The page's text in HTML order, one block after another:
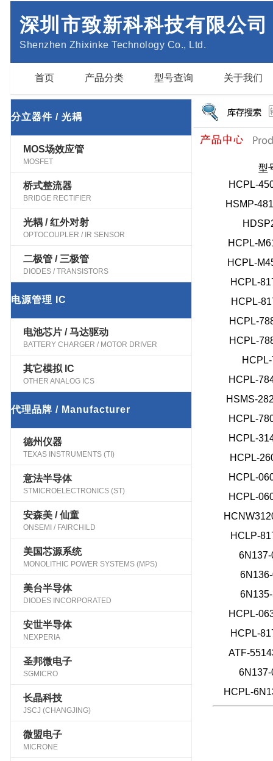
深圳市致新科科技有限公司
Shenzhen Zhixinke Technology Co., Ltd.
首页 产品分类 型号查询 关于我们
分立器件 / 光耦
MOS场效应管
MOSFET
桥式整流器
BRIDGE RECTIFIER
光耦 / 红外对射
OPTOCOUPLER / IR SENSOR
二极管 / 三极管
DIODES / TRANSISTORS
电源管理 IC
电池芯片 / 马达驱动
BATTERY CHARGER / MOTOR DRIVER
其它模拟 IC
OTHER ANALOG ICS
代理品牌 / Manufacturer
德州仪器
TEXAS INSTRUMENTS (TI)
意法半导体
STMICROELECTRONICS (ST)
安森美 / 仙童
ONSEMI / FAIRCHILD
美国芯源系统
MONOLITHIC POWER SYSTEMS (MPS)
美台半导体
DIODES INCORPORATED
安世半导体
NEXPERIA
圣邦微电子
SGMICRO
长晶科技
JSCJ (CHANGJING)
微盟电子
MICRONE
型
HCPL-
HSMP-
HCPL-
HCPL-
HCPL-
HCPL-
HCPL-
HCPL-
HCPL-
HSMS-
HCPL-
HCPL-
HCPL-
HCPL-
HCPL-
HCLP-
HCPL-
HCPL-
ATF-
HCPL-